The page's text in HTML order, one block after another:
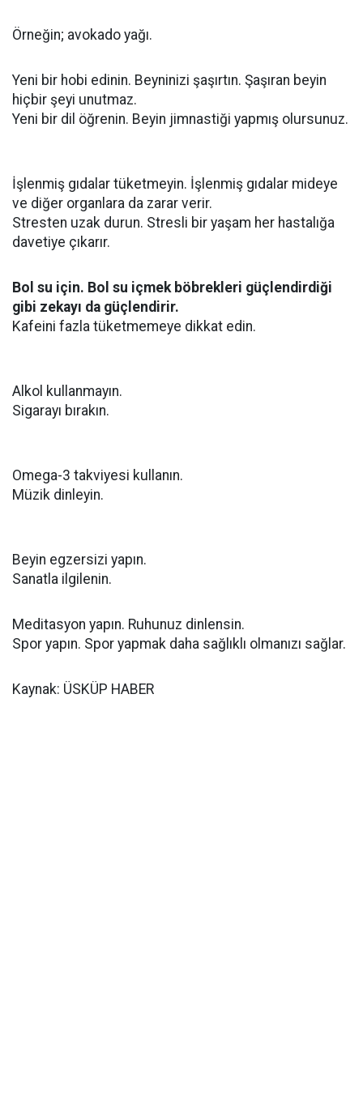
Örneğin; avokado yağı.
Yeni bir hobi edinin. Beyninizi şaşırtın. Şaşıran beyin
hiçbir şeyi unutmaz.
Yeni bir dil öğrenin. Beyin jimnastiği yapmış olursunuz.
İşlenmiş gıdalar tüketmeyin. İşlenmiş gıdalar mideye
ve diğer organlara da zarar verir.
Stresten uzak durun. Stresli bir yaşam her hastalığa
davetiye çıkarır.
Bol su için. Bol su içmek böbrekleri güçlendirdiği
gibi zekayı da güçlendirir.
Kafeini fazla tüketmemeye dikkat edin.
Alkol kullanmayın.
Sigarayı bırakın.
Omega-3 takviyesi kullanın.
Müzik dinleyin.
Beyin egzersizi yapın.
Sanatla ilgilenin.
Meditasyon yapın. Ruhunuz dinlensin.
Spor yapın. Spor yapmak daha sağlıklı olmanızı sağlar.
Kaynak: ÜSKÜP HABER